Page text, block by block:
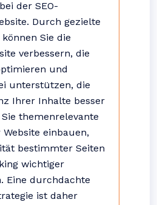
der SEO-
Durch gezielte
Sie die
verbessern, die
und
unterstützen, die
Ihrer Inhalte besser
themenrelevante
einbauen,
bestimmter Seiten
wichtiger
Eine durchdachte
ist daher